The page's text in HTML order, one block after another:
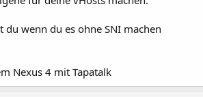
du wenn du es ohne SNI machen
Nexus 4 mit Tapatalk